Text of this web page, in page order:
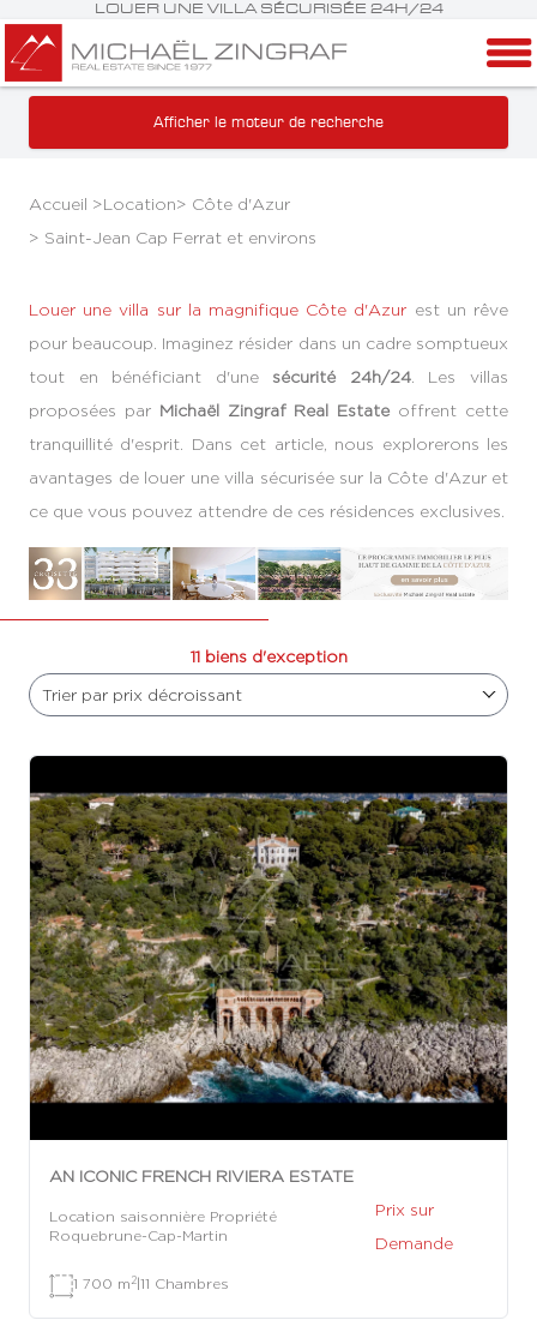
LOUER UNE VILLA SÉCURISÉE 24H/24
Afficher le moteur de recherche
Accueil >Location> Côte d'Azur
> Saint-Jean Cap Ferrat et environs
Louer une villa sur la magnifique Côte d'Azur est un rêve
pour beaucoup. Imaginez résider dans un cadre somptueux
tout en bénéficiant d'une sécurité 24h/24. Les villas
proposées par Michaël Zingraf Real Estate offrent cette
tranquillité d'esprit. Dans cet article, nous explorerons les
avantages de louer une villa sécurisée sur la Côte d'Azur et
ce que vous pouvez attendre de ces résidences exclusives.
11 biens d'exception
Trier par prix décroissant
AN ICONIC FRENCH RIVIERA ESTATE
Location saisonnière Propriété
Roquebrune-Cap-Martin
Prix sur
Demande
1 700 m 2|11 Chambres